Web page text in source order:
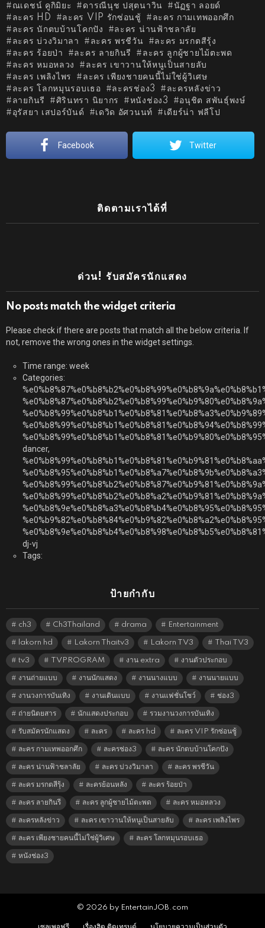
ณเดชน์ คูกิมิยะ
ดารณีนุช ปสุตนาวิน
นัฏฐา ลอยด์
ละคร HD
ละคร VIP รักซ่อนชู้
ละคร กามเทพออกศึก
ละคร นักตบบ้านโคกปัง
ละคร น่านฟ้าชลาลัย
ละคร บ่วงวิมาลา
ละคร พรชีวัน
ละคร มรกตสีรุ้ง
ละคร ร้อยป่า
ละคร ลายกินรี
ละคร ลูกผู้ชายไม้ตะพด
ละคร หมอหลวง
ละคร เขาวานให้หนูเป็นสายลับ
ละคร เพลิงไพร
ละคร เพียงชายคนนี้ไม่ใช่ผู้วิเศษ
ละคร โลกหมุนรอบเธอ
ละครช่อง3
ละครหลังข่าว
ลายกินรี
ศิรินทรา นิยากร หนังช่อง3
อนุชิต สพันธุ์พงษ์
อุรัสยา เสปอร์บันด์
เดวิด อัศวนนท์ เดียร์น่า ฟลีโป
Facebook Twitter
ติดตามเราได้ที่
ด่วน! รับสมัครนักแสดง
No posts match the widget criteria
Please check if there are posts that match all the below criteria. If
not, remove the wrong ones in the widget settings.
Time range: week
Categories:
dancer,
dj-vj
Tags:
ป้ายกำกับ
ch3 Ch3Thailand drama Entertainment
lakorn hd Lakorn Thaitv3 Lakorn TV3 Thai TV3
tv3 TVPROGRAM งาน extra งานตัวประกอบ
งานถ่ายแบบ งานนักแสดง งานนางแบบ งานนายแบบ
งานวงการบันเทิง งานเดินแบบ งานแฟชั่นโชว์ ช่อง3
ถ่ายนิตยสาร นักแสดงประกอบ รวมงานวงการบันเทิง
รับสมัครนักแสดง ละคร ละคร hd ละคร VIP รักซ่อนชู้
ละคร กามเทพออกศึก ละครช่อง3 ละคร นักตบบ้านโคกปัง
ละคร น่านฟ้าชลาลัย ละคร บ่วงวิมาลา ละคร พรชีวัน
ละคร มรกตสีรุ้ง ละครย้อนหลัง ละคร ร้อยป่า
ละคร ลายกินรี ละคร ลูกผู้ชายไม้ตะพด ละคร หมอหลวง
ละครหลังข่าว ละคร เขาวานให้หนูเป็นสายลับ ละคร เพลิงไพร
ละคร เพียงชายคนนี้ไม่ใช่ผู้วิเศษ ละคร โลกหมุนรอบเธอ
หนังช่อง3
© 2026 by EntertainJOB.com